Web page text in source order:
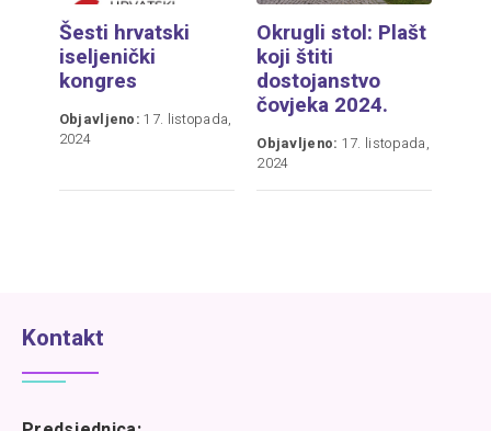
Šesti hrvatski
iseljenički
kongres
Objavljeno: 17. listopada,
2024
Okrugli stol: Plašt
koji štiti
dostojanstvo
čovjeka 2024.
Objavljeno: 17. listopada,
2024
Kontakt